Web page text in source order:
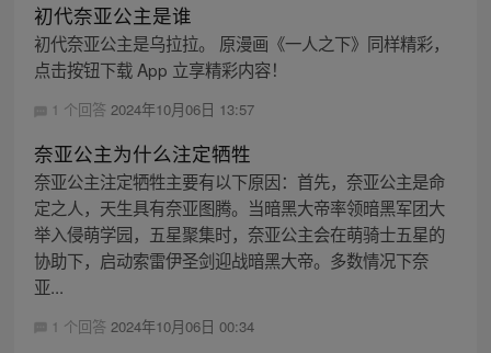
初代奈亚公主是谁
初代奈亚公主是乌拉拉。 原漫画《一人之下》同样精彩，
点击按钮下载 App 立享精彩内容！
1 个回答 2024年10月06日 13:57
奈亚公主为什么注定牺牲
奈亚公主注定牺牲主要有以下原因：首先，奈亚公主是命
定之人，天生具有奈亚图腾。当暗黑大帝率领暗黑军团大
举入侵萌学园，五星聚集时，奈亚公主会在萌骑士五星的
协助下，启动索雷伊圣剑迎战暗黑大帝。多数情况下奈
亚...
1 个回答 2024年10月06日 00:34